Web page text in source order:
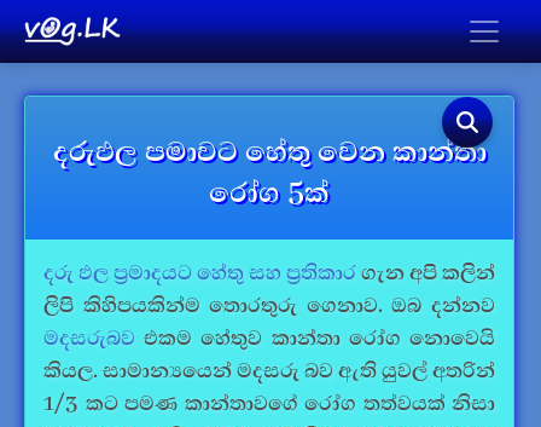
දරුඵල පමාවට හේතු වෙන කාන්තා
රෝග 5ක්
දරු ඵල ප්‍රමාදයට හේතු සහ ප්‍රතිකාරගැන අපි කලින්
ලිපි කිහිපයකින්ම තොරතුරු ගෙනාව. ඔබ දන්නව
මදසරුබව එකම හේතුව කාන්තා රෝග නොවෙයි
කියල. සාමාන්‍යයෙන් මදසරු බව ඇති යුවල් අතරින්
1/3 කට පමණ කාන්තාවගේ රෝග තත්වයක් නිසා